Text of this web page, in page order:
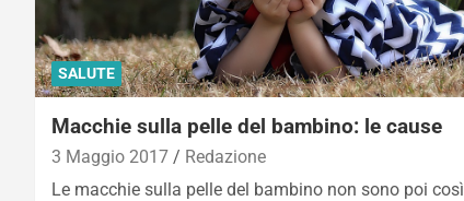
SALUTE
Macchie sulla pelle del bambino: le cause
3 Maggio 2017
Redazione
Le macchie sulla pelle del bambino non sono poi così